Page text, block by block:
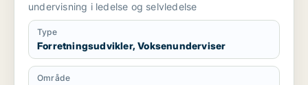
undervisning i ledelse og selvledelse
Type
Forretningsudvikler, Voksenunderviser
Område